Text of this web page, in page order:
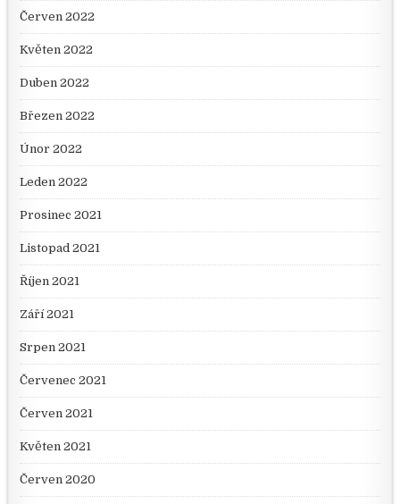
Červen 2022
Květen 2022
Duben 2022
Březen 2022
Únor 2022
Leden 2022
Prosinec 2021
Listopad 2021
Říjen 2021
Září 2021
Srpen 2021
Červenec 2021
Červen 2021
Květen 2021
Červen 2020